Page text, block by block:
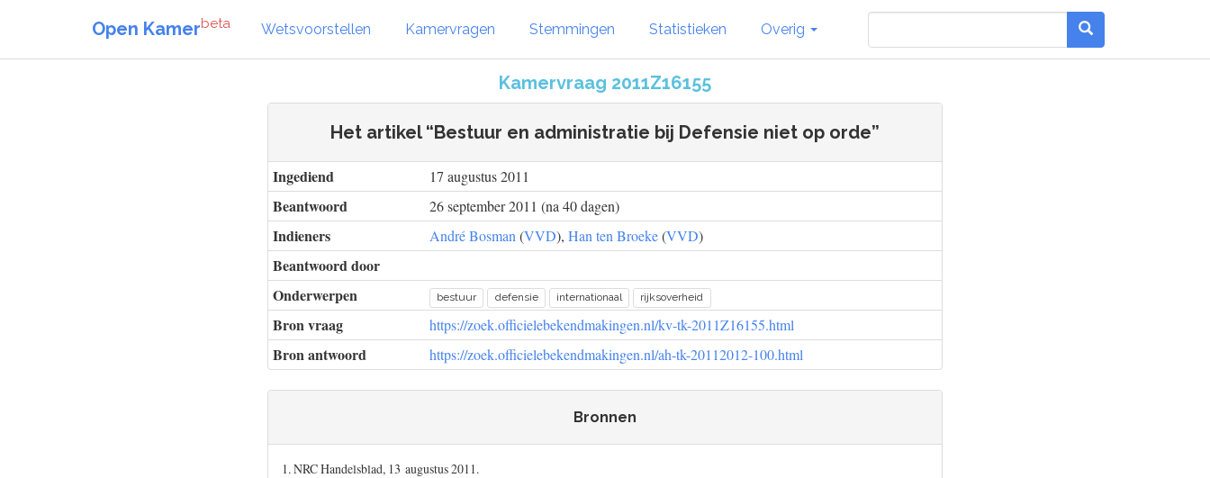
Open Kamerbeta Wetsvoorstellen Kamervragen Stemmingen Statistieken Overig
Kamervraag 2011Z16155
Het artikel “Bestuur en administratie bij Defensie niet op orde”
Ingediend 17 augustus 2011
Beantwoord 26 september 2011 (na 40 dagen)
Indieners André Bosman (VVD), Han ten Broeke(VVD)
Beantwoord door
Onderwerpen
bestuur defensie internationaal rijksoverheid
Bron vraag https://zoek.officielebekendmakingen.nl/kv-tk-2011Z16155.html
Bron antwoord https://zoek.officielebekendmakingen.nl/ah-tk-20112012-100.html
Bronnen
1. NRC Handelsblad, 13 augustus 2011.